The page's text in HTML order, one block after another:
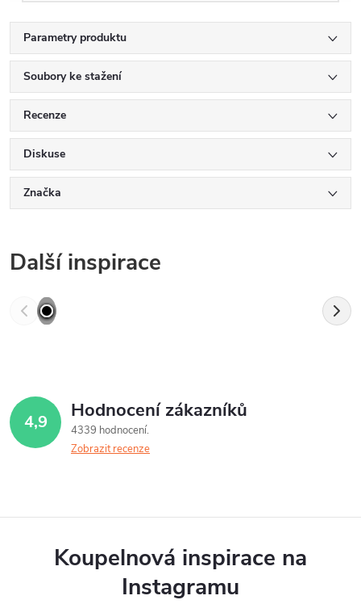
Parametry produktu
Soubory ke stažení
Recenze
Diskuse
Značka
Další inspirace
4,9 Hodnocení zákazníků
4339 hodnocení
Zobrazit recenze
Koupelnová inspirace na
Instagramu